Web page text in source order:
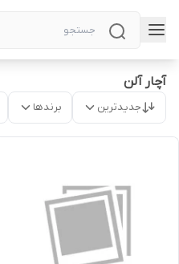
آچار آلن
جدیدترین برندها